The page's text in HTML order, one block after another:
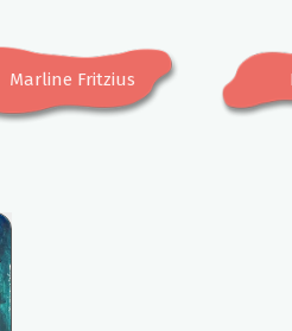
Marline Fritzius